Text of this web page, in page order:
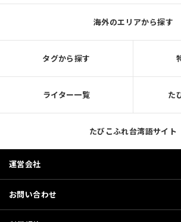
海外のエリアから探す
タグから探す
ライター一覧 た
たびこふれ台湾語サイト
運営会社
お問い合わせ